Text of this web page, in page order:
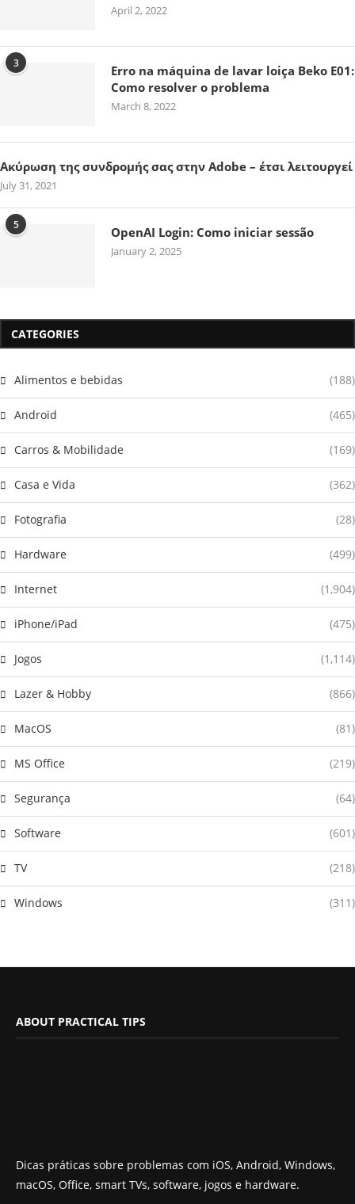
April 2, 2022
3
Erro na máquina de lavar loiça Beko E01:
Como resolver o problema
March 8, 2022
Ακύρωση της συνδρομής σας στην Adobe – έτσι λειτουργεί
July 31, 2021
5 OpenAI Login: Como iniciar sessão
January 2, 2025
CATEGORIES
Alimentos e bebidas (188)
Android (465)
Carros & Mobilidade (169)
Casa e Vida (362)
Fotografia (28)
Hardware (499)
Internet (1,904)
iPhone/iPad (475)
Jogos (1,114)
Lazer & Hobby (866)
MacOS (81)
MS Office (219)
Segurança (64)
Software (601)
TV (218)
Windows (311)
ABOUT PRACTICAL TIPS
Dicas práticas sobre problemas com iOS, Android, Windows,
macOS, Office, smart TVs, software, jogos e hardware.